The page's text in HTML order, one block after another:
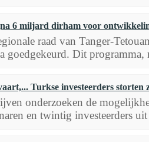
6 miljard dirham voor
raad van Tanger-
goedgekeurd. Dit programma,
Turkse investeerders storten
onderzoeken de
en twintig investeerders